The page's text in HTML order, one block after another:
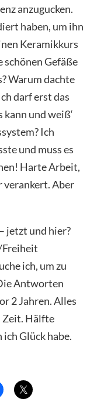
anzugucken.
haben, um ihn
Keramikkurs
Gefäße
Warum dachte
darf erst das
kann und weiß‘
Ich
und muss es
Harte Arbeit,
verankert. Aber
jetzt und hier?
Freiheit
ich, um zu
Antworten
2 Jahren. Alles
Zeit. Hälfte
Glück habe.